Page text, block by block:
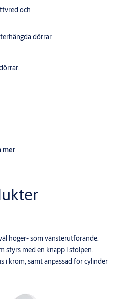
och
dörrar.
mer
höger- som vänsterutförande.
styrs med en knapp i stolpen.
i krom, samt anpassad för cylinder